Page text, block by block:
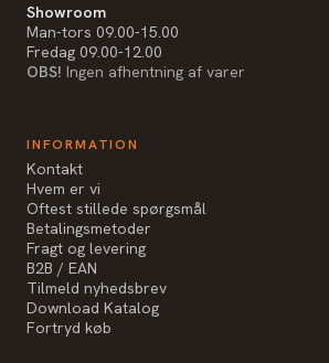
Showroom
Man-tors 09.00-15.00
Fredag 09.00-12.00
OBS! Ingen afhentning af varer
INFORMATION
Kontakt
Hvem er vi
Oftest stillede spørgsmål
Betalingsmetoder
Fragt og levering
B2B / EAN
Tilmeld nyhedsbrev
Download Katalog
Fortryd køb